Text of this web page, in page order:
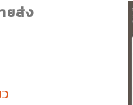
ยส่ง